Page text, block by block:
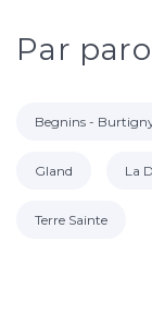
Par
Begnins -
Gland La
Terre Sainte